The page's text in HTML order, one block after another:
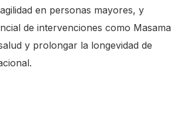
en personas mayores, y
de intervenciones como Masama
y prolongar la longevidad de